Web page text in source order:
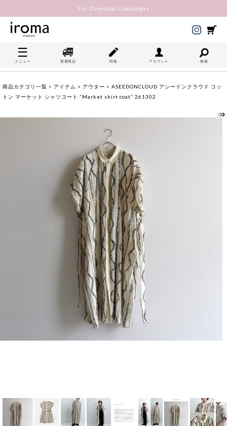
For Overseas Customers
メニュー 新着商品 特集 アカウント 検索
商品カテゴリ一覧 > アイテム > アウター > ASEEDONCLOUD アシードンクラウド コッ
トン マーケット シャツコート “Market shirt coat” 261302